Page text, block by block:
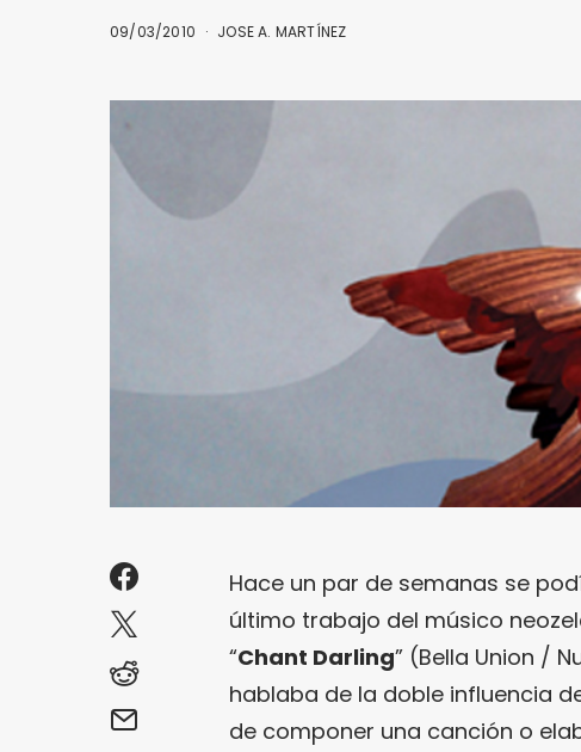
09/03/2010 JOSE A. MARTÍNEZ
Hace un par de semanas se
último trabajo del músico
“Chant Darling” (Bella Union /
hablaba de la doble influencia
de componer una canción o